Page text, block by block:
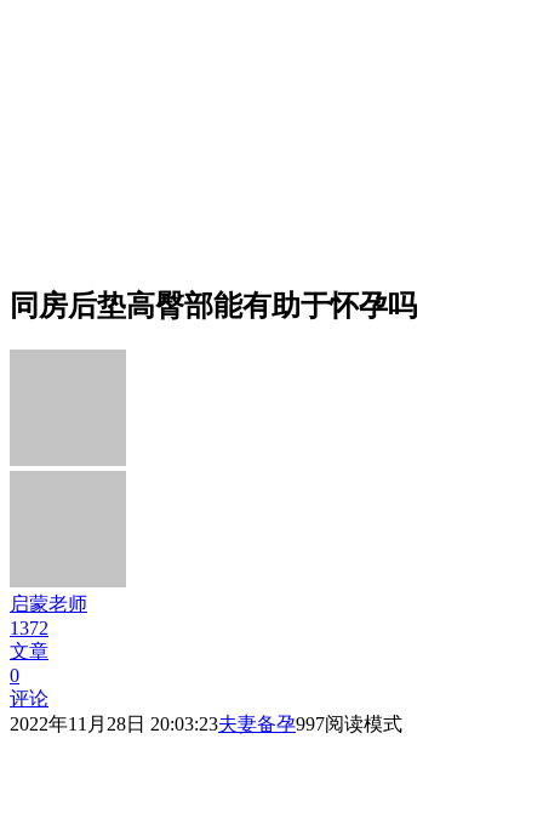
同房后垫高臀部能有助于怀孕吗
启蒙老师
1372
文章
0
评论
2022年11月28日 20:03:23夫妻备孕997阅读模式